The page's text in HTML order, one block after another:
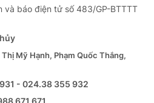
Bất động sản
Vươn mình bằng AI
và báo điện tử số 483/GP-BTTTT
Mỹ Hạnh, Phạm Quốc Thắng,
- 024.38 355 932
671 671